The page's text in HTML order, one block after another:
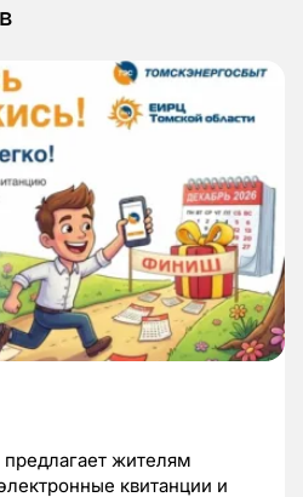
жителям
квитанции и